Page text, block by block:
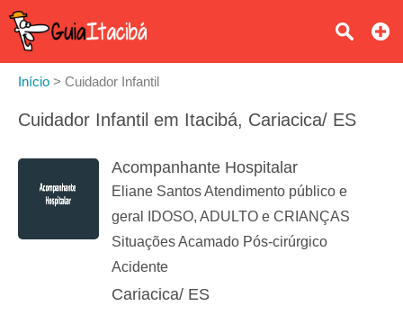
Início > Cuidador Infantil
Cuidador Infantil em Itacibá, Cariacica/ ES
Acompanhante Hospitalar
Eliane Santos Atendimento público e
geral IDOSO, ADULTO e CRIANÇAS
Situações Acamado Pós-cirúrgico
Acidente
Cariacica/ ES